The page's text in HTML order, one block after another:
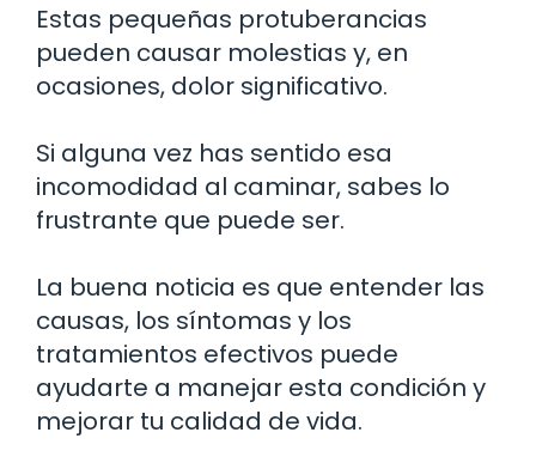
Estas pequeñas protuberancias
pueden causar molestias y, en
ocasiones, dolor significativo.
Si alguna vez has sentido esa
incomodidad al caminar, sabes lo
frustrante que puede ser.
La buena noticia es que entender las
causas, los síntomas y los
tratamientos efectivos puede
ayudarte a manejar esta condición y
mejorar tu calidad de vida.